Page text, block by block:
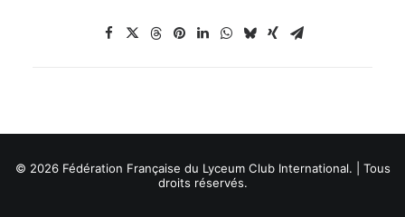
© 2026 Fédération Française du Lyceum Club International. | Tous
droits réservés.